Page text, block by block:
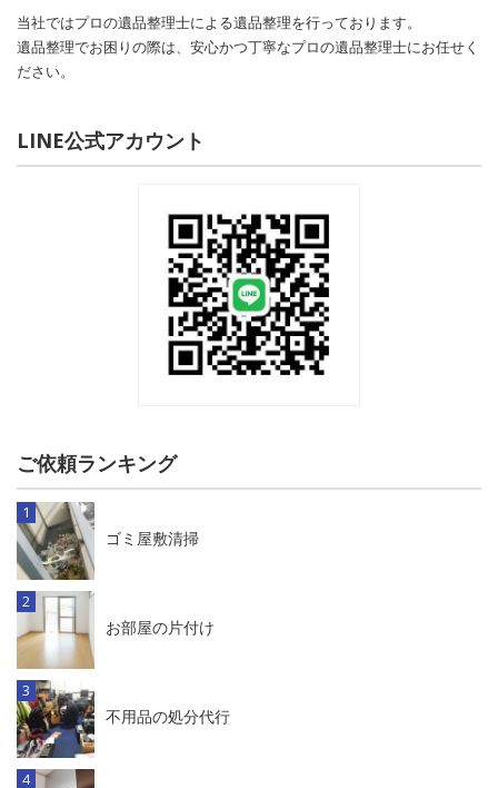
当社ではプロの遺品整理士による遺品整理を行っております。
遺品整理でお困りの際は、安心かつ丁寧なプロの遺品整理士にお任せく
ださい。
LINE公式アカウント
ご依頼ランキング
ゴミ屋敷清掃
お部屋の片付け
不用品の処分代行